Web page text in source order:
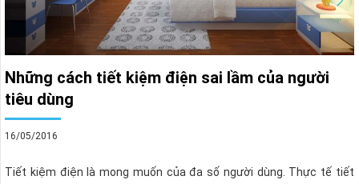
Những cách tiết kiệm điện sai lầm của người
tiêu dùng
16/05/2016
Tiết kiệm điện là mong muốn của đa số người dùng. Thực tế tiết